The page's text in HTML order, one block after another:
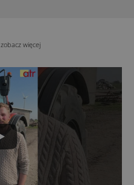
zobacz więcej